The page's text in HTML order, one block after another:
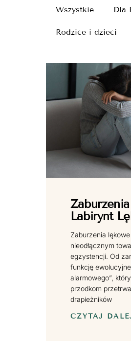
Wszystkie Dla
Rodzice i dzieci
Labirynt
Zaburzenia
nieodłącznym
egzystencji. Od
funkcję
alarmowego”,
przodkom
drapieżników
CZYTAJ